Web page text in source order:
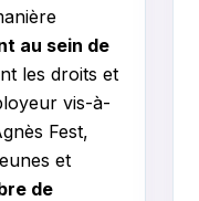
au sein de
les droits et
vis-à-
Fest,
et
de